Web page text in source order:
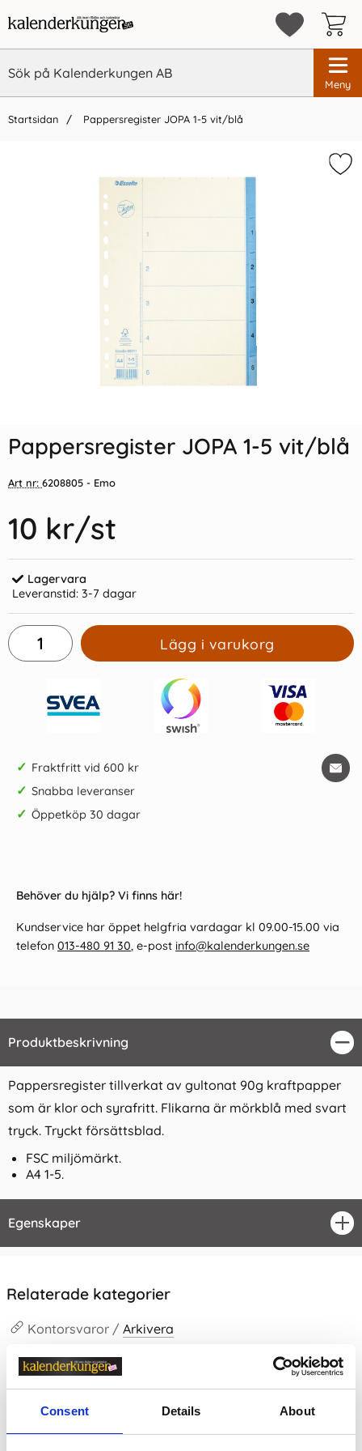
Consent Details About
Meny
Startsidan Pappersregister JOPA 1-5 vit/blå
55 kr/st 12 kr/st
Pappersregister JOPA 1-5 vit/blå
Art nr: 6208805 - Emo
10 kr/st
Lagervara
Leveranstid: 3-7 dagar
Lägg i varukorg
✓ Fraktfritt vid 600 kr
✓ Snabba leveranser
✓ Öppetköp 30 dagar
Behöver du hjälp? Vi finns här!
Kundservice har öppet helgfria vardagar kl 09.00-15.00 via
telefon 013-480 91 30, e-post info@kalenderkungen.se
Produktbeskrivning
Pappersregister tillverkat av gultonat 90g kraftpapper
som är klor och syrafritt. Flikarna är mörkblå med svart
tryck. Tryckt försättsblad.
FSC miljömärkt.
A4 1-5.
Egenskaper
Relaterade kategorier
Kontorsvaror / Arkivera
Kontorsvaror / Arkivera /
Kontorsvaror